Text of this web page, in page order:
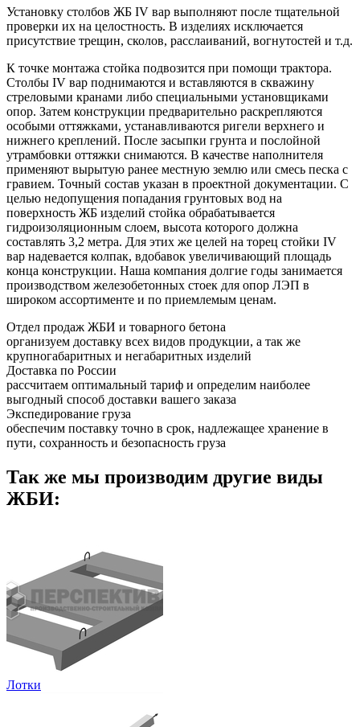
Установку столбов ЖБ IV вар выполняют после тщательной
проверки их на целостность. В изделиях исключается
присутствие трещин, сколов, расслаиваний, вогнутостей и т.д.
К точке монтажа стойка подвозится при помощи трактора.
Столбы IV вар поднимаются и вставляются в скважину
стреловыми кранами либо специальными установщиками
опор. Затем конструкции предварительно раскрепляются
особыми оттяжками, устанавливаются ригели верхнего и
нижнего креплений. После засыпки грунта и послойной
утрамбовки оттяжки снимаются. В качестве наполнителя
применяют вырытую ранее местную землю или смесь песка с
гравием. Точный состав указан в проектной документации. С
целью недопущения попадания грунтовых вод на
поверхность ЖБ изделий стойка обрабатывается
гидроизоляционным слоем, высота которого должна
составлять 3,2 метра. Для этих же целей на торец стойки IV
вар надевается колпак, вдобавок увеличивающий площадь
конца конструкции. Наша компания долгие годы занимается
производством железобетонных стоек для опор ЛЭП в
широком ассортименте и по приемлемым ценам.
Отдел продаж ЖБИ и товарного бетона
организуем доставку всех видов продукции, а так же
крупногабаритных и негабаритных изделий
Доставка по России
рассчитаем оптимальный тариф и определим наиболее
выгодный способ доставки вашего заказа
Экспедирование груза
обеспечим поставку точно в срок, надлежащее хранение в
пути, сохранность и безопасность груза
Так же мы производим другие виды
ЖБИ:
Лотки